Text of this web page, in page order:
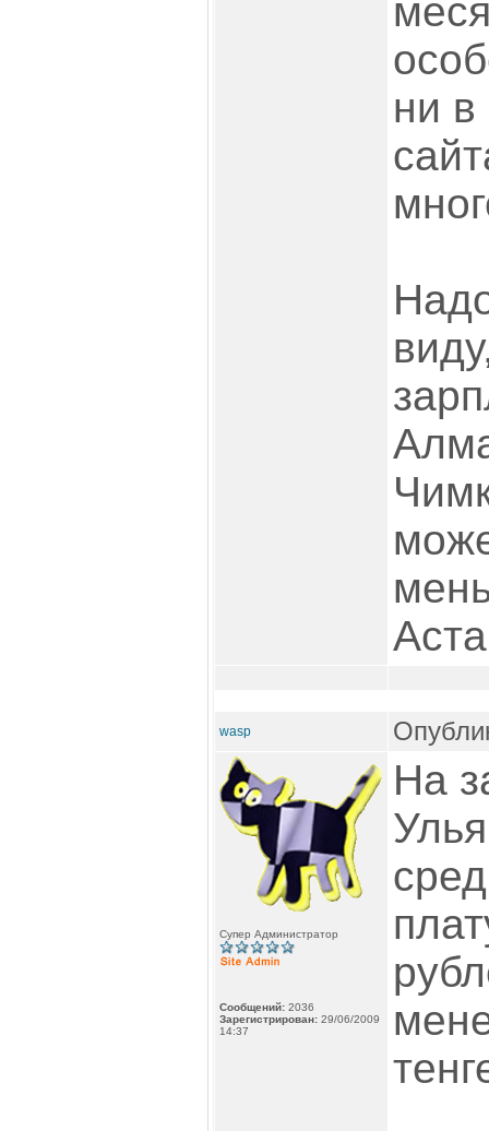
ни в
wasp
Супер Администратор
Сообщений: 2036
Зарегистрирован: 29/06/2009
14:37
На